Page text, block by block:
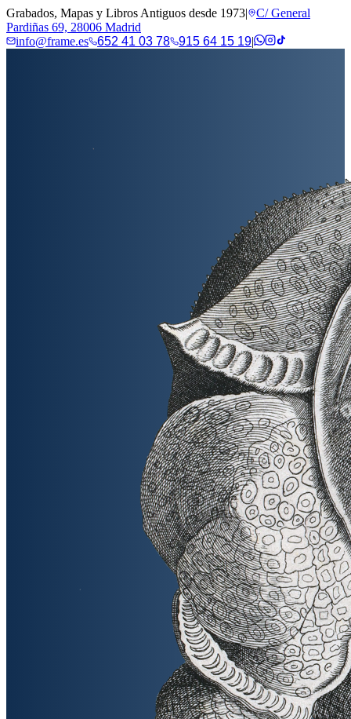
Grabados, Mapas y Libros Antiguos desde 1973|
C/ General
Pardiñas 69, 28006 Madrid
info@frame.es
652 41 03 78 915 64 15 19|